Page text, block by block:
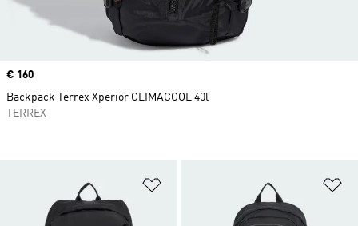
Προσθήκη στη Λίστα Επιθυμιών
Price
€ 160
Backpack Terrex Xperior CLIMACOOL 40l
TERREX